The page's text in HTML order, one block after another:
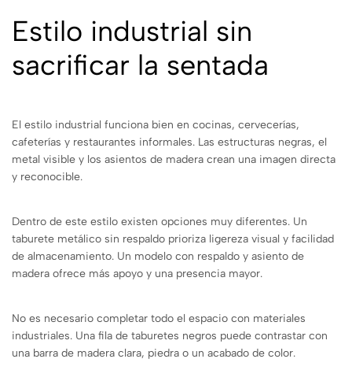
Estilo industrial sin
sacrificar la sentada
El estilo industrial funciona bien en cocinas, cervecerías,
cafeterías y restaurantes informales. Las estructuras negras, el
metal visible y los asientos de madera crean una imagen directa
y reconocible.
Dentro de este estilo existen opciones muy diferentes. Un
taburete metálico sin respaldo prioriza ligereza visual y facilidad
de almacenamiento. Un modelo con respaldo y asiento de
madera ofrece más apoyo y una presencia mayor.
No es necesario completar todo el espacio con materiales
industriales. Una fila de taburetes negros puede contrastar con
una barra de madera clara, piedra o un acabado de color.